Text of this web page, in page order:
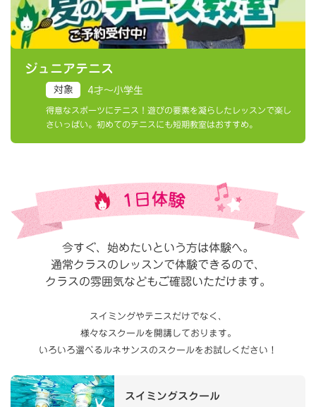
ジュニアテニス
対象 4才〜小学生
得意なスポーツにテニス！遊びの要素を凝らしたレッスンで楽し
さいっぱい。初めてのテニスにも短期教室はおすすめ。
今すぐ、始めたいという方は体験へ。
通常クラスのレッスンで体験できるので、
クラスの雰囲気などもご確認いただけます。
スイミングやテニスだけでなく、
様々なスクールを開講しております。
いろいろ選べるルネサンスのスクールをお試しください！
スイミングスクール